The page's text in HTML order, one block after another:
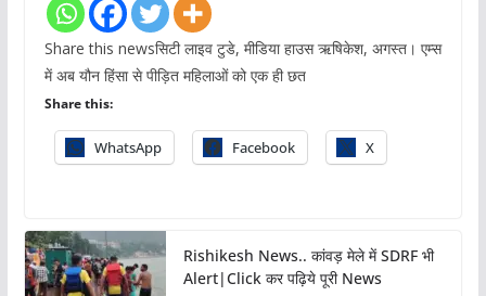
Share this newsसिटी लाइव टुडे, मीडिया हाउस ऋषिकेश, अगस्त। एम्स
में अब यौन हिंसा से पीड़ित महिलाओं को एक ही छत
Share this:
WhatsApp Facebook X
Rishikesh News.. कांवड़ मेले में SDRF भी
Alert|Click कर पढ़िये पूरी News